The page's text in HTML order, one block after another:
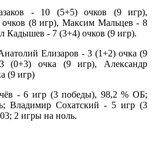
- 10 (5+5) очков (9 игр),
(8 игр), Максим Мальцев - 8
Кадышев - 7 (3+4) очков (9 игр).
Елизаров - 3 (1+2) очка (9
(0+3) очка (9 игр), Александр
(9 игр)
- 6 игр (3 победы), 98,2 % ОБ;
Владимир Сохатский - 5 игр (3
2 игры на ноль.